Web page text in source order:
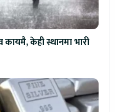
केही स्थानमा भारी